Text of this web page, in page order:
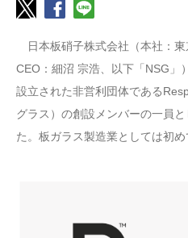
日本板硝子株式会社（本社：
CEO：細沼 宗浩、以下「NSG」
設立された非営利団体である
グラス）の創設メンバーの一員
た。板ガラス製造業としては初め